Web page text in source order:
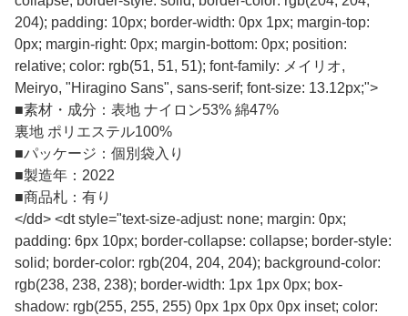
204); padding: 10px; border-width: 0px 1px; margin-top:
0px; margin-right: 0px; margin-bottom: 0px; position:
relative; color: rgb(51, 51, 51); font-family: メイリオ,
Meiryo, "Hiragino Sans", sans-serif; font-size: 13.12px;">
■素材・成分：表地 ナイロン53% 綿47%
裏地 ポリエステル100%
■パッケージ：個別袋入り
■製造年：2022
■商品札：有り
</dd> <dt style="text-size-adjust: none; margin: 0px;
padding: 6px 10px; border-collapse: collapse; border-style:
solid; border-color: rgb(204, 204, 204); background-color:
rgb(238, 238, 238); border-width: 1px 1px 0px; box-
shadow: rgb(255, 255, 255) 0px 1px 0px 0px inset; color: